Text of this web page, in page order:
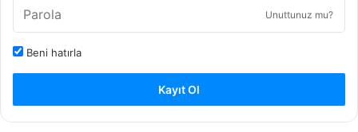
Unuttunuz mu?
Beni hatırla
Kayıt Ol